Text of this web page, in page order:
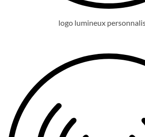
logo lumineux